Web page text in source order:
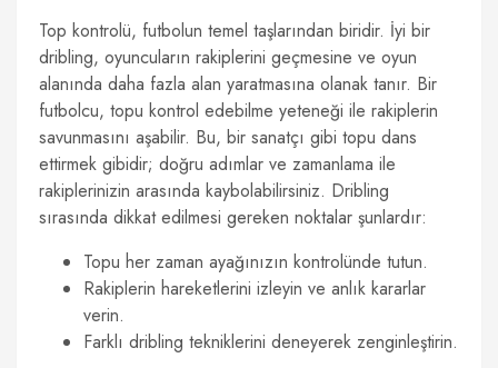
Top kontrolü, futbolun temel taşlarından biridir. İyi bir
dribling, oyuncuların rakiplerini geçmesine ve oyun
alanında daha fazla alan yaratmasına olanak tanır. Bir
futbolcu, topu kontrol edebilme yeteneği ile rakiplerin
savunmasını aşabilir. Bu, bir sanatçı gibi topu dans
ettirmek gibidir; doğru adımlar ve zamanlama ile
rakiplerinizin arasında kaybolabilirsiniz. Dribling
sırasında dikkat edilmesi gereken noktalar şunlardır:
Topu her zaman ayağınızın kontrolünde tutun.
Rakiplerin hareketlerini izleyin ve anlık kararlar
verin.
Farklı dribling tekniklerini deneyerek zenginleştirin.